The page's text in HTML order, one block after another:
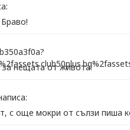
за нещата от живота.
с още мокри от сълзи пиша